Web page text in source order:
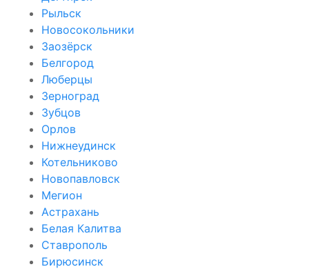
Рыльск
Новосокольники
Заозёрск
Белгород
Люберцы
Зерноград
Зубцов
Орлов
Нижнеудинск
Котельниково
Новопавловск
Мегион
Астрахань
Белая Калитва
Ставрополь
Бирюсинск